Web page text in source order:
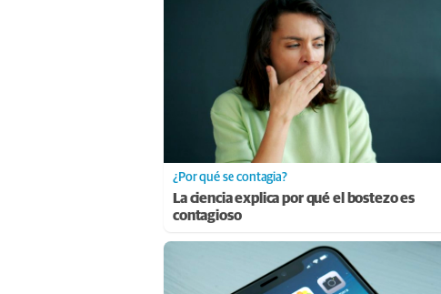
¿Por qué se contagia?
La ciencia explica por qué el bostezo es
contagioso